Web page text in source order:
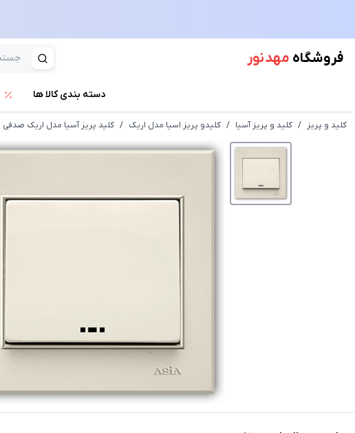
فروشگاه مهد نور
دسته بندی کالا ها
کلید و پریز / کلید و پریز آسیا / کلیدو پریز اسیا مدل اریک / کلید پریز آسیا مدل اریک صدفی